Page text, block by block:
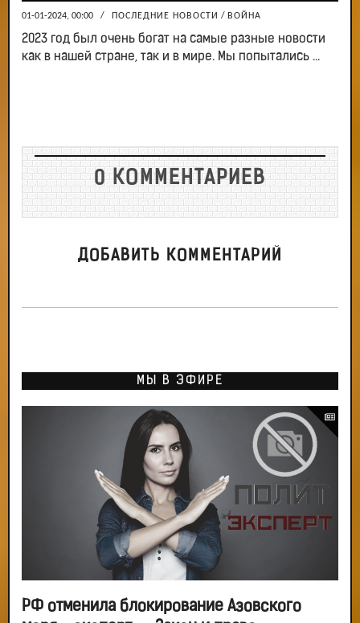
01-01-2024, 00:00 / ПОСЛЕДНИЕ НОВОСТИ / ВОЙНА
2023 год был очень богат на самые разные новости
как в нашей стране, так и в мире. Мы попытались ...
0 КОММЕНТАРИЕВ
ДОБАВИТЬ КОММЕНТАРИЙ
МЫ В ЭФИРЕ
РФ отменила блокирование Азовского